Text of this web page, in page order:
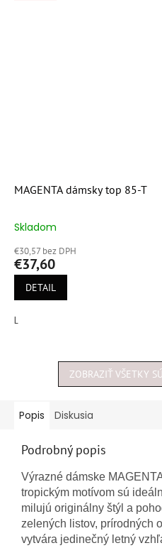
MAGENTA dámsky top 85-T
Priemerné
produktu
je
4,5
hviezdičiek.
Skladom
€30,57 bez DPH
€37,60
DETAIL
L
ZOBRAZIŤ VŠETKY
Popis Diskusia
Podrobný popis
Výrazné dámske
tropickým motívom sú
milujú originálny štýl a
zelených listov, prírodných
vytvára jedinečný letný